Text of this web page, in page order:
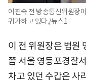
이진숙 전 방송통신위원장
귀가하고 있다./뉴스1
이 전 위원장은 법원
쯤 서울 영등포경찰
차고 있던 수갑은 사